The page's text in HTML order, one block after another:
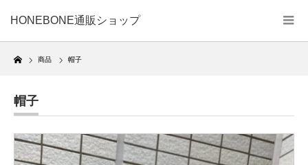
HONEBONE通販ショップ
Home
商品 帽子
帽子